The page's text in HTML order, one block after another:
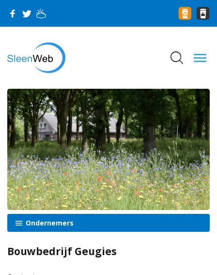
Ondernemers
Bouwbedrijf Geugies